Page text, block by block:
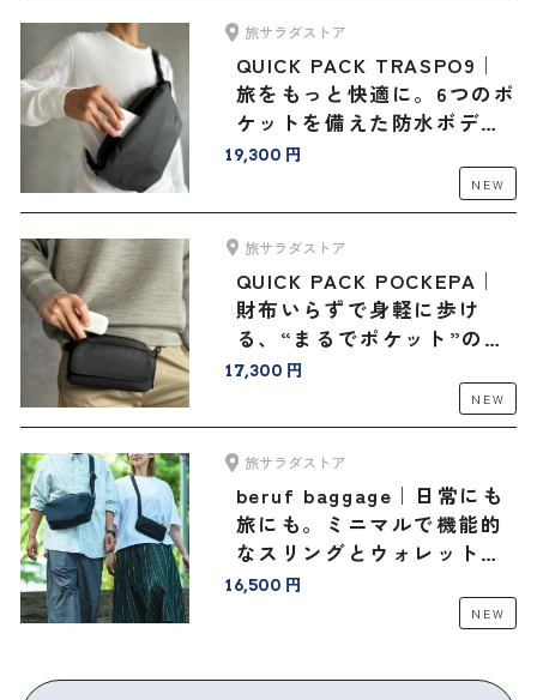
旅サラダストア
QUICK PACK TRASPO9｜
旅をもっと快適に。6つのポ
ケットを備えた防水ボディ
バッグ
19,300 円
NEW
旅サラダストア
QUICK PACK POCKEPA｜
財布いらずで身軽に歩け
る、“まるでポケット”のよ
うなバッグ
17,300 円
NEW
旅サラダストア
beruf baggage｜日常にも
旅にも。ミニマルで機能的
なスリングとウォレットバ
ッグ＜豊岡鞄®コラボ＞
16,500 円
NEW